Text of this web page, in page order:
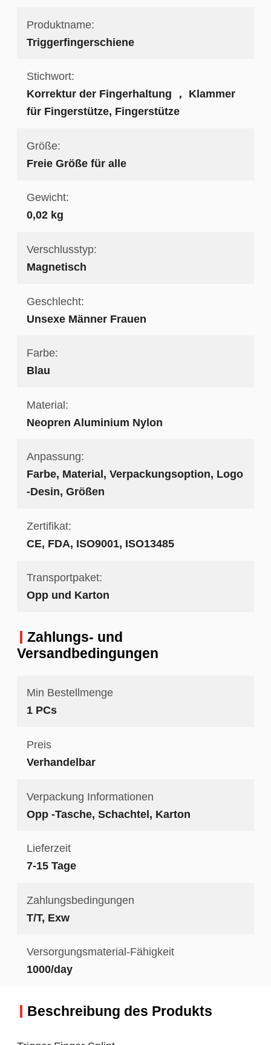
Produktname:
Triggerfingerschiene
Stichwort:
Korrektur der Fingerhaltung ， Klammer
für Fingerstütze, Fingerstütze
Größe:
Freie Größe für alle
Gewicht:
0,02 kg
Verschlusstyp:
Magnetisch
Geschlecht:
Unsexe Männer Frauen
Farbe:
Blau
Material:
Neopren Aluminium Nylon
Anpassung:
Farbe, Material, Verpackungsoption, Logo
-Desin, Größen
Zertifikat:
CE, FDA, ISO9001, ISO13485
Transportpaket:
Opp und Karton
Zahlungs- und
Versandbedingungen
Min Bestellmenge
1 PCs
Preis
Verhandelbar
Verpackung Informationen
Opp -Tasche, Schachtel, Karton
Lieferzeit
7-15 Tage
Zahlungsbedingungen
T/T, Exw
Versorgungsmaterial-Fähigkeit
1000/day
Beschreibung des Produkts